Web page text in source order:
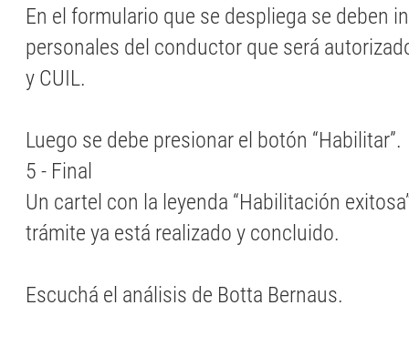
En el formulario que se despliega se deben
personales del conductor que será
y CUIL.
Luego se debe presionar el botón “Habilitar”.
5 - Final
Un cartel con la leyenda “Habilitación
trámite ya está realizado y concluido.
Escuchá el análisis de Botta Bernaus.